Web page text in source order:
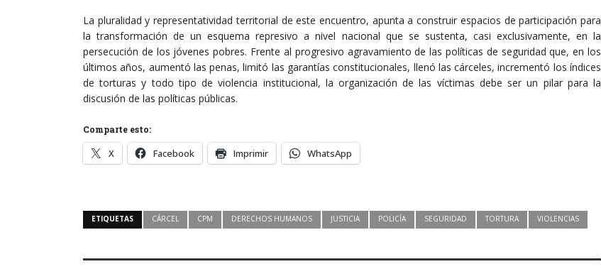
La pluralidad y representatividad territorial de este encuentro, apunta a construir espacios de participación para
la transformación de un esquema represivo a nivel nacional que se sustenta, casi exclusivamente, en la
persecución de los jóvenes pobres. Frente al progresivo agravamiento de las políticas de seguridad que, en los
últimos años, aumentó las penas, limitó las garantías constitucionales, llenó las cárceles, incrementó los índices
de torturas y todo tipo de violencia institucional, la organización de las víctimas debe ser un pilar para la
discusión de las políticas públicas.
Comparte esto:
X Facebook Imprimir WhatsApp
ETIQUETAS CÁRCEL CPM DERECHOS HUMANOS JUSTICIA POLICÍA SEGURIDAD TORTURA VIOLENCIAS